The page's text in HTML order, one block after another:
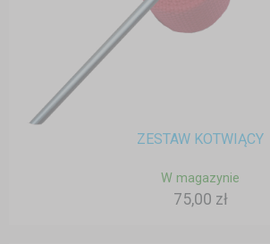
ZESTAW KOTWIĄCY
W magazynie
75,00 zł